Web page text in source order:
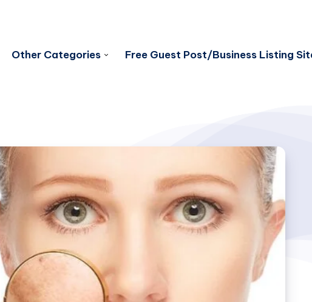
Other Categories Free Guest Post/Business Listing